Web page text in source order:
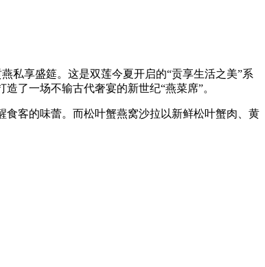
私享盛筵。这是双莲今夏开启的“贡享生活之美”系
了一场不输古代奢宴的新世纪“燕菜席”。
客的味蕾。而松叶蟹燕窝沙拉以新鲜松叶蟹肉、黄